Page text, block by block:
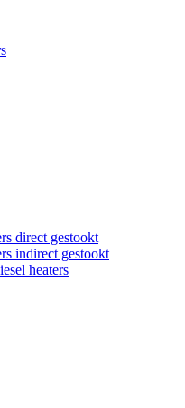
direct gestookt
indirect gestookt
heaters